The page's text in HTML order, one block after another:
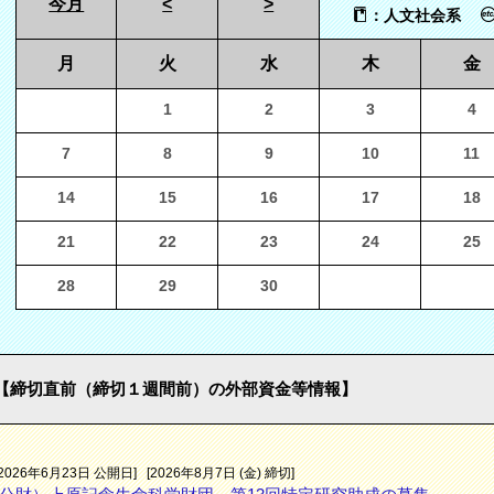
今月 < >
：人文社会系
月 火 水 木 金
1 2 3 4
7 8 9 10 11
14 15 16 17 18
21 22 23 24 25
28 29 30
【締切直前（締切１週間前）の外部資金等情報】
年6月23日 公開日] [2026年8月7日 (金) 締切]